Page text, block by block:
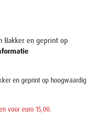
Bakker en geprint op
en geprint op hoogwaardig
voor euro 15,00.